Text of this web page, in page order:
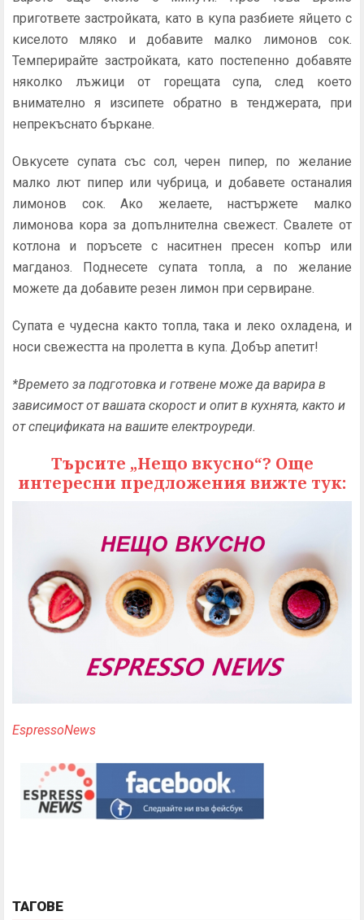
пригответе застройката, като в купа разбиете яйцето с
киселото мляко и добавите малко лимонов сок.
Темперирайте застройката, като постепенно добавяте
няколко лъжици от горещата супа, след което
внимателно я изсипете обратно в тенджерата, при
непрекъснато бъркане.
Овкусете супата със сол, черен пипер, по желание
малко лют пипер или чубрица, и добавете останалия
лимонов сок. Ако желаете, настържете малко
лимонова кора за допълнителна свежест. Свалете от
котлона и поръсете с наситнен пресен копър или
магданоз. Поднесете супата топла, а по желание
можете да добавите резен лимон при сервиране.
Супата е чудесна както топла, така и леко охладена, и
носи свежестта на пролетта в купа. Добър апетит!
*Времето за подготовка и готвене може да варира в
зависимост от вашата скорост и опит в кухнята, както и
от спецификата на вашите електроуреди.
Търсите „Нещо вкусно“? Още
интересни предложения вижте тук:
EspressoNews
ТАГОВЕ